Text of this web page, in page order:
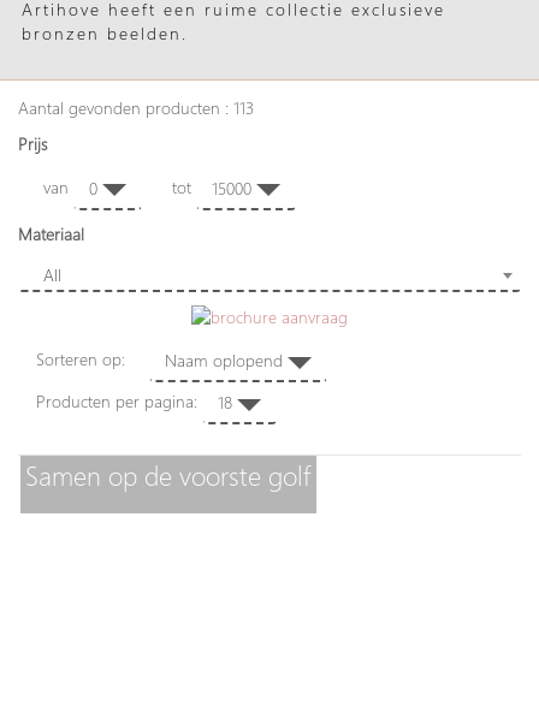
Artihove heeft een ruime collectie exclusieve
bronzen beelden.
Aantal gevonden producten : 113
Prijs
van 0 tot 15000
Materiaal
All
Sorteren op: Naam oplopend
Producten per pagina: 18
Samen op de voorste golf